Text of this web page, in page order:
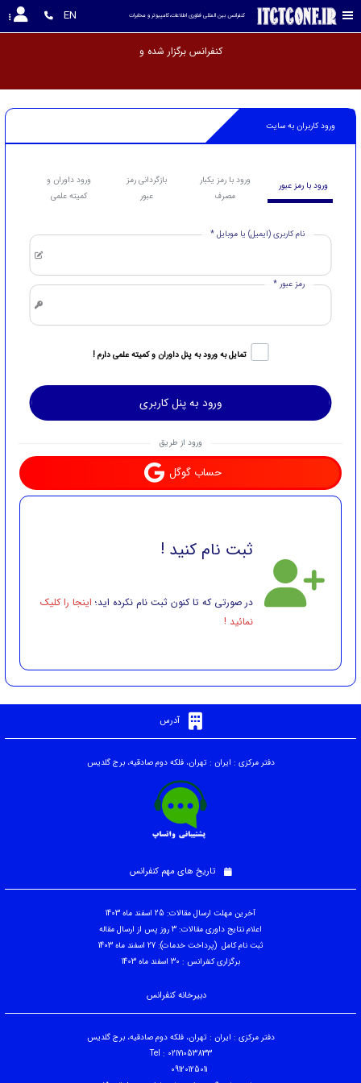
کنفرانس بین المللی فناوری اطلاعات،کامپیوتر و مخابرات EN
کنفرانس برگزا
ورود کاربران به سایت
ورود با رمز عبور
ورود با رمز یکبار
مصرف
بازگردانی رمز
عبور
ورود داوران و
کمیته علمی
نام کاربری (ایمیل) یا موبایل *
رمز عبور *
تمایل به ورود به پنل داوران و کمیته علمی دارم !
ورود به پنل کاربری
ورود از طریق
حساب گوگل
ثبت نام کنید !
در صورتی که تا کنون ثبت نام نکرده اید؛ اینجا را کلیک
نمائید !
آدرس
دفتر مرکزی : ایران : تهران، فلکه دوم صادقیه، برج گلدیس
تاریخ های مهم کنفرانس
آخرین مهلت ارسال مقالات: 25 اسفند ماه 1403
اعلام نتایج داوری مقالات: 3 روز پس از ارسال مقاله
ثبت نام کامل (پرداخت خدمات): 27 اسفند ماه 1403
برگزاری کنفرانس : 30 اسفند ماه 1403
دبیرخانه کنفرانس
دفتر مرکزی : ایران : تهران، فلکه دوم صادقیه، برج گلدیس
Tel : 02171053833
09120125011